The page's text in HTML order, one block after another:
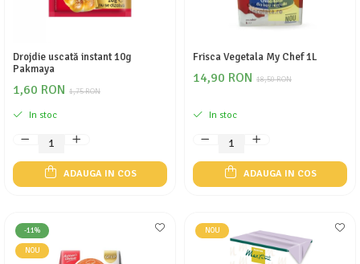
Drojdie uscată instant 10g
Pakmaya
1,75 RON
1,60 RON
In stoc
ADAUGA IN COS
Frisca Vegetala My Chef 1L
18,50 RON
14,90 RON
In stoc
ADAUGA IN COS
-11%
NOU
NOU